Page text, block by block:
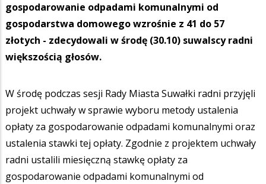
gospodarowanie odpadami komunalnymi od
gospodarstwa domowego wzrośnie z 41 do 57
złotych - zdecydowali w środę (30.10) suwalscy radni
większością głosów.
W środę podczas sesji Rady Miasta Suwałki radni przyjęli
projekt uchwały w sprawie wyboru metody ustalenia
opłaty za gospodarowanie odpadami komunalnymi oraz
ustalenia stawki tej opłaty. Zgodnie z projektem uchwały
radni ustalili miesięczną stawkę opłaty za
gospodarowanie odpadami komunalnymi od